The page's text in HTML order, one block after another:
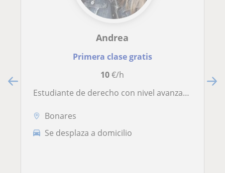
Andrea
Primera clase gratis
10€/h
Estudiante de derecho con nivel avanzado de inglés
Bonares
Se desplaza a domicilio